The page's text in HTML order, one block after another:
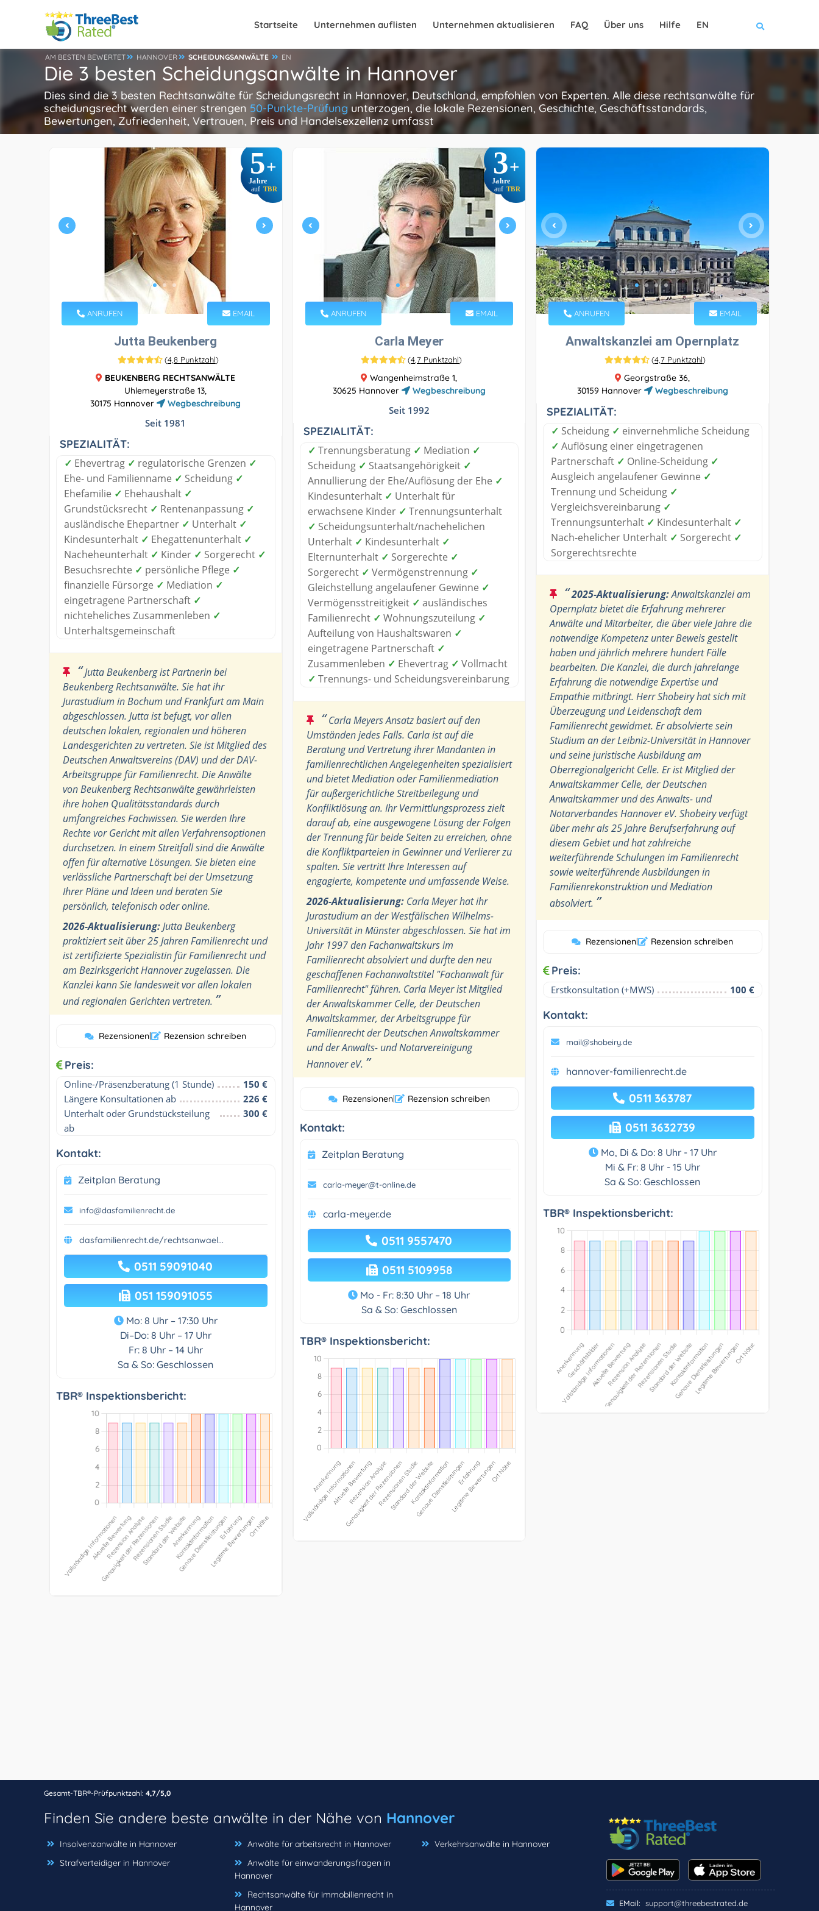
Startseite Unternehmen auflisten Unternehmen aktualisieren FAQ Über uns Hilfe EN
AM BESTEN BEWERTET HANNOVER SCHEIDUNGSANWÄLTE EN
Die 3 besten Scheidungsanwälte in Hannover
Dies sind die 3 besten Rechtsanwälte für Scheidungsrecht in Hannover, Deutschland, empfohlen von Experten. Alle diese rechtsanwälte für
scheidungsrecht werden einer strengen 50-Punkte-Prüfung unterzogen, die lokale Rezensionen, Geschichte, Geschäftsstandards,
Bewertungen, Zufriedenheit, Vertrauen, Preis und Handelsexzellenz umfasst
5+
Jahre
auf TBR
ANRUFEN EMAIL
Jutta Beukenberg
(4,8 Punktzahl)
BEUKENBERG RECHTSANWÄLTE
Uhlemeyerstraße 13,
30175 Hannover
Wegbeschreibung
Seit 1981
SPEZIALITÄT:
✓ Ehevertrag ✓ regulatorische Grenzen ✓
Ehe- und Familienname ✓ Scheidung ✓
Ehefamilie ✓ Ehehaushalt ✓
Grundstücksrecht ✓ Rentenanpassung ✓
ausländische Ehepartner ✓ Unterhalt ✓
Kindesunterhalt ✓ Ehegattenunterhalt ✓
Nacheheunterhalt ✓ Kinder ✓ Sorgerecht ✓
Besuchsrechte ✓ persönliche Pflege ✓
finanzielle Fürsorge ✓ Mediation ✓
eingetragene Partnerschaft ✓
nichteheliches Zusammenleben ✓
Unterhaltsgemeinschaft
“Jutta Beukenberg ist Partnerin bei
Beukenberg Rechtsanwälte. Sie hat ihr
Jurastudium in Bochum und Frankfurt am Main
abgeschlossen. Jutta ist befugt, vor allen
deutschen lokalen, regionalen und höheren
Landesgerichten zu vertreten. Sie ist Mitglied des
Deutschen Anwaltsvereins (DAV) und der DAV-
Arbeitsgruppe für Familienrecht. Die Anwälte
von Beukenberg Rechtsanwälte gewährleisten
ihre hohen Qualitätsstandards durch
umfangreiches Fachwissen. Sie werden Ihre
Rechte vor Gericht mit allen Verfahrensoptionen
durchsetzen. In einem Streitfall sind die Anwälte
offen für alternative Lösungen. Sie bieten eine
verlässliche Partnerschaft bei der Umsetzung
Ihrer Pläne und Ideen und beraten Sie
persönlich, telefonisch oder online.
2026-Aktualisierung:Jutta Beukenberg
praktiziert seit über 25 Jahren Familienrecht und
ist zertifizierte Spezialistin für Familienrecht und
am Bezirksgericht Hannover zugelassen. Die
Kanzlei kann Sie landesweit vor allen lokalen
und regionalen Gerichten vertreten. ”
Rezensionen| Rezension schreiben
Preis:
Online-/Präsenzberatung (1 Stunde)
150 €
Längere Konsultationen ab
226 €
Unterhalt oder Grundstücksteilung
ab
300 €
Kontakt:
Zeitplan Beratung
info@dasfamilienrecht.de
dasfamilienrecht.de/rechtsanwael...
0511 59091040
051 159091055
Mo: 8 Uhr – 17:30 Uhr
Di–Do: 8 Uhr – 17 Uhr
Fr: 8 Uhr – 14 Uhr
Sa & So: Geschlossen
TBR® Inspektionsbericht:
3+
Jahre
auf TBR
ANRUFEN EMAIL
Carla Meyer
(4,7 Punktzahl)
Wangenheimstraße 1,
30625 Hannover
Wegbeschreibung
Seit 1992
SPEZIALITÄT:
✓ Trennungsberatung ✓ Mediation ✓
Scheidung ✓ Staatsangehörigkeit ✓
Annullierung der Ehe/Auflösung der Ehe ✓
Kindesunterhalt ✓ Unterhalt für
erwachsene Kinder ✓ Trennungsunterhalt
✓ Scheidungsunterhalt/nachehelichen
Unterhalt ✓ Kindesunterhalt ✓
Elternunterhalt ✓ Sorgerechte ✓
Sorgerecht ✓ Vermögenstrennung ✓
Gleichstellung angelaufener Gewinne ✓
Vermögensstreitigkeit ✓ ausländisches
Familienrecht ✓ Wohnungszuteilung ✓
Aufteilung von Haushaltswaren ✓
eingetragene Partnerschaft ✓
Zusammenleben ✓ Ehevertrag ✓ Vollmacht
✓ Trennungs- und Scheidungsvereinbarung
“Carla Meyers Ansatz basiert auf den
Umständen jedes Falls. Carla ist auf die
Beratung und Vertretung ihrer Mandanten in
familienrechtlichen Angelegenheiten spezialisiert
und bietet Mediation oder Familienmediation
für außergerichtliche Streitbeilegung und
Konfliktlösung an. Ihr Vermittlungsprozess zielt
darauf ab, eine ausgewogene Lösung der Folgen
der Trennung für beide Seiten zu erreichen, ohne
die Konfliktparteien in Gewinner und Verlierer zu
spalten. Sie vertritt Ihre Interessen auf
engagierte, kompetente und umfassende Weise.
2026-Aktualisierung:Carla Meyer hat ihr
Jurastudium an der Westfälischen Wilhelms-
Universität in Münster abgeschlossen. Sie hat im
Jahr 1997 den Fachanwaltskurs im
Familienrecht absolviert und durfte den neu
geschaffenen Fachanwaltstitel "Fachanwalt für
Familienrecht" führen. Carla Meyer ist Mitglied
der Anwaltskammer Celle, der Deutschen
Anwaltskammer, der Arbeitsgruppe für
Familienrecht der Deutschen Anwaltskammer
und der Anwalts- und Notarvereinigung
Hannover eV. ”
Rezensionen| Rezension schreiben
Kontakt:
Zeitplan Beratung
carla-meyer@t-online.de
carla-meyer.de
0511 9557470
0511 5109958
Mo - Fr: 8:30 Uhr – 18 Uhr
Sa & So: Geschlossen
TBR® Inspektionsbericht:
ANRUFEN EMAIL
Anwaltskanzlei am Opernplatz
(4,7 Punktzahl)
Georgstraße 36,
30159 Hannover
Wegbeschreibung
SPEZIALITÄT:
✓ Scheidung ✓ einvernehmliche Scheidung
✓ Auflösung einer eingetragenen
Partnerschaft ✓ Online-Scheidung ✓
Ausgleich angelaufener Gewinne ✓
Trennung und Scheidung ✓
Vergleichsvereinbarung ✓
Trennungsunterhalt ✓ Kindesunterhalt ✓
Nach-ehelicher Unterhalt ✓ Sorgerecht ✓
Sorgerechtsrechte
“2025-Aktualisierung:Anwaltskanzlei am
Opernplatz bietet die Erfahrung mehrerer
Anwälte und Mitarbeiter, die über viele Jahre die
notwendige Kompetenz unter Beweis gestellt
haben und jährlich mehrere hundert Fälle
bearbeiten. Die Kanzlei, die durch jahrelange
Erfahrung die notwendige Expertise und
Empathie mitbringt. Herr Shobeiry hat sich mit
Überzeugung und Leidenschaft dem
Familienrecht gewidmet. Er absolvierte sein
Studium an der Leibniz-Universität in Hannover
und seine juristische Ausbildung am
Oberregionalgericht Celle. Er ist Mitglied der
Anwaltskammer Celle, der Deutschen
Anwaltskammer und des Anwalts- und
Notarverbandes Hannover eV. Shobeiry verfügt
über mehr als 25 Jahre Berufserfahrung auf
diesem Gebiet und hat zahlreiche
weiterführende Schulungen im Familienrecht
sowie weiterführende Ausbildungen in
Familienrekonstruktion und Mediation
absolviert. ”
Rezensionen| Rezension schreiben
Preis:
Erstkonsultation (+MWS) 100 €
Kontakt:
mail@shobeiry.de
hannover-familienrecht.de
0511 363787
0511 3632739
Mo, Di & Do: 8 Uhr - 17 Uhr
Mi & Fr: 8 Uhr - 15 Uhr
Sa & So: Geschlossen
TBR® Inspektionsbericht:
Gesamt-TBR®-Prüfpunktzahl: 4,7/5,0
Finden Sie andere beste anwälte in der Nähe von Hannover
Insolvenzanwälte in Hannover
Strafverteidiger in Hannover
Anwälte für arbeitsrecht in Hannover
Anwälte für einwanderungsfragen in
Hannover
Rechtsanwälte für immobilienrecht in
Hannover
Verkehrsanwälte in Hannover
EMail: support@threebestrated.de